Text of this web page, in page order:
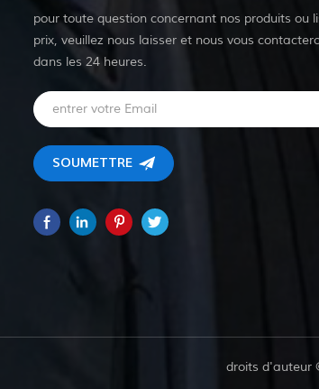
pour toute question concernant nos produits ou
prix, veuillez nous laisser et nous vous
dans les 24 heures.
droits d'auteur